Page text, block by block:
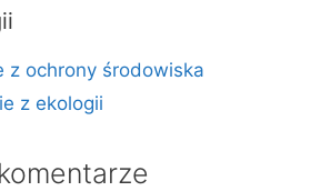
z ochrony środowiska
z ekologii